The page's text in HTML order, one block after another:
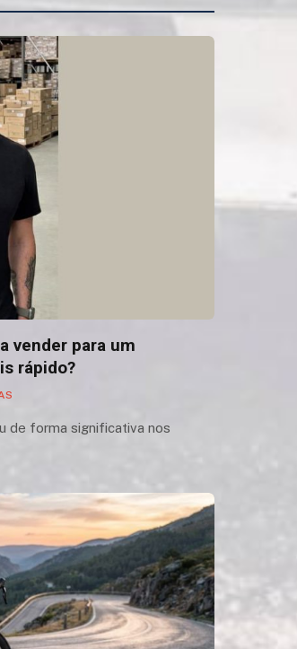
vender para um
rápido?
de forma significativa nos